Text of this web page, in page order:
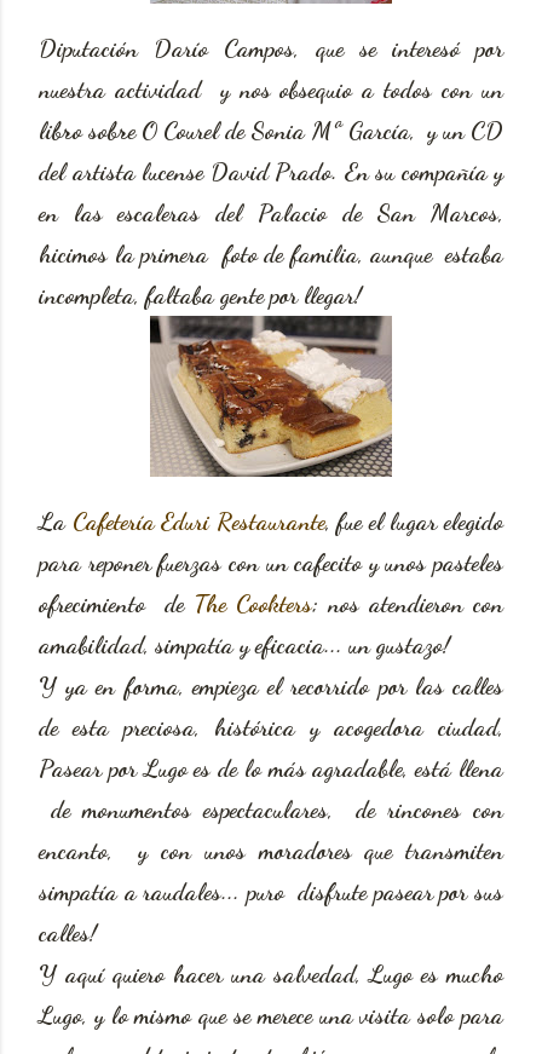
Diputación Darío Campos, que se interesó por
nuestra actividad y nos obsequio a todos con un
libro sobre O Courel de Sonia Mª García, y un CD
del artista lucense David Prado. En su compañía y
en las escaleras del Palacio de San Marcos,
hicimos la primera foto de familia, aunque estaba
incompleta, faltaba gente por llegar!
La Cafetería Eduri Restaurante, fue el lugar elegido
para reponer fuerzas con un cafecito y unos pasteles
ofrecimiento de The Cookters; nos atendieron con
amabilidad, simpatía y eficacia... un gustazo!
Y ya en forma, empieza el recorrido por las calles
de esta preciosa, histórica y acogedora ciudad,
Pasear por Lugo es de lo más agradable, está llena
de monumentos espectaculares, de rincones con
encanto, y con unos moradores que transmiten
simpatía a raudales... puro disfrute pasear por sus
calles!
Y aquí quiero hacer una salvedad, Lugo es mucho
Lugo, y lo mismo que se merece una visita solo para